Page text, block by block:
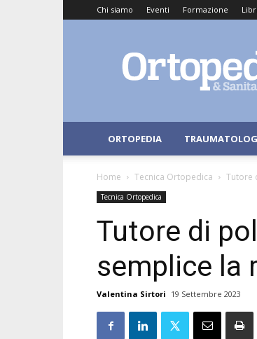
Chi siamo Eventi Formazione Libri
e
Sanitari
ORTOPEDIA
Home Tecnica Ortopedica Tutore
Tecnica Ortopedica
Tutore di
semplice la
Valentina Sirtori 19 Settembre 2023